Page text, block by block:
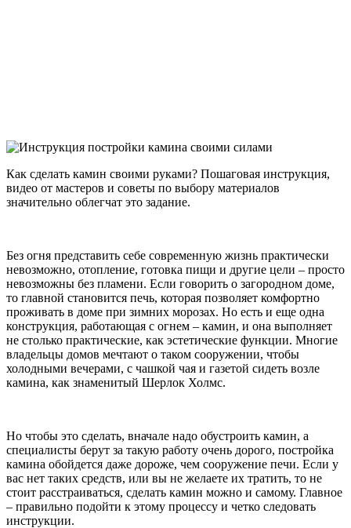
Как сделать камин своими руками? Пошаговая инструкция,
видео от мастеров и советы по выбору материалов
значительно облегчат это задание.
Без огня представить себе современную жизнь практически
невозможно, отопление, готовка пищи и другие цели – просто
невозможны без пламени. Если говорить о загородном доме,
то главной становится печь, которая позволяет комфортно
проживать в доме при зимних морозах. Но есть и еще одна
конструкция, работающая с огнем – камин, и она выполняет
не столько практические, как эстетические функции. Многие
владельцы домов мечтают о таком сооружении, чтобы
холодными вечерами, с чашкой чая и газетой сидеть возле
камина, как знаменитый Шерлок Холмс.
Но чтобы это сделать, вначале надо обустроить камин, а
специалисты берут за такую работу очень дорого, постройка
камина обойдется даже дороже, чем сооружение печи. Если у
вас нет таких средств, или вы не желаете их тратить, то не
стоит расстраиваться, сделать камин можно и самому. Главное
– правильно подойти к этому процессу и четко следовать
инструкции.